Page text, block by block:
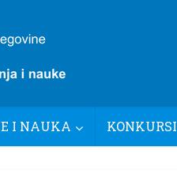
I NAUKA KONKURSI